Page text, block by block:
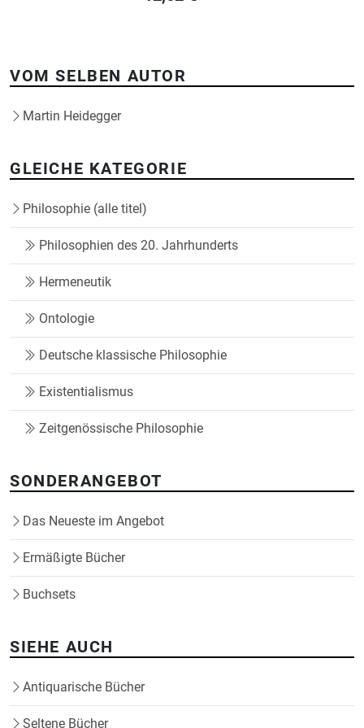
VOM SELBEN AUTOR
Martin Heidegger
GLEICHE KATEGORIE
Philosophie (alle titel)
Philosophien des 20. Jahrhunderts
Hermeneutik
Ontologie
Deutsche klassische Philosophie
Existentialismus
Zeitgenössische Philosophie
SONDERANGEBOT
Das Neueste im Angebot
Ermäßigte Bücher
Buchsets
SIEHE AUCH
Antiquarische Bücher
Seltene Bücher